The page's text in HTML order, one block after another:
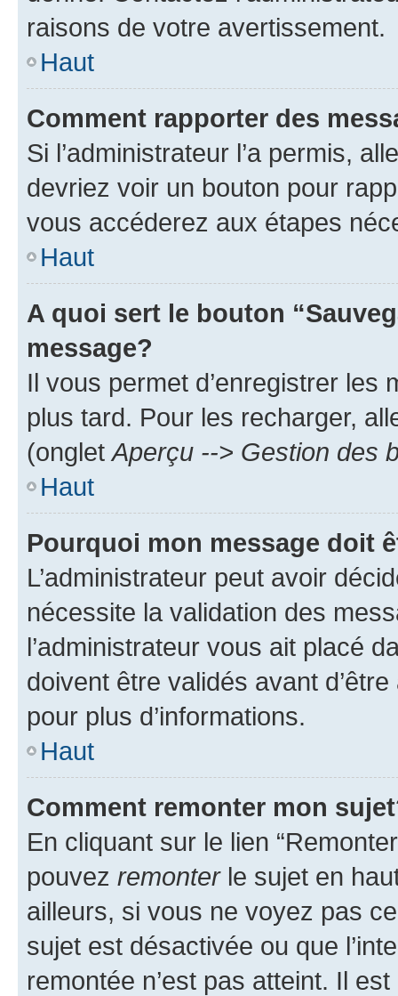
raisons de votre avertissement.
Haut
Comment rapporter des
Si l’administrateur l’a permis,
devriez voir un bouton pour
vous accéderez aux étapes
Haut
A quoi sert le bouton
message?
Il vous permet d’enregistrer
plus tard. Pour les recharger,
(ongletAperçu --> Gestion des
Haut
Pourquoi mon message doit
L’administrateur peut avoir
nécessite la validation des
l’administrateur vous ait placé
doivent être validés avant
pour plus d’informations.
Haut
Comment remonter mon
En cliquant sur le lien
pouvez remonterle sujet en
ailleurs, si vous ne voyez pas
sujet est désactivée ou que
remontée n’est pas atteint. Il